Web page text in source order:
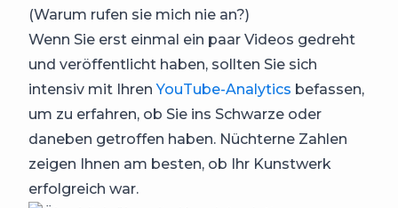
(Warum rufen sie mich nie an?)
Wenn Sie erst einmal ein paar Videos gedreht
und veröffentlicht haben, sollten Sie sich
intensiv mit Ihren YouTube-Analytics befassen,
um zu erfahren, ob Sie ins Schwarze oder
daneben getroffen haben. Nüchterne Zahlen
zeigen Ihnen am besten, ob Ihr Kunstwerk
erfolgreich war.